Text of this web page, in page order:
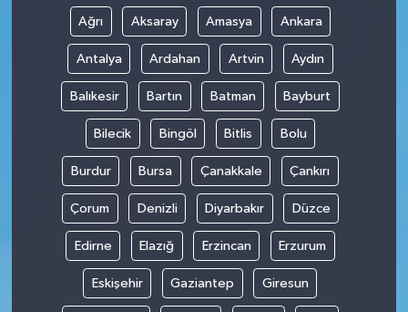
Ağrı Aksaray Amasya Ankara
Antalya Ardahan Artvin Aydın
Balıkesir Bartın Batman Bayburt
Bilecik Bingöl Bitlis Bolu
Burdur Bursa Çanakkale Çankırı
Çorum Denizli Diyarbakır Düzce
Edirne Elazığ Erzincan Erzurum
Eskişehir Gaziantep Giresun